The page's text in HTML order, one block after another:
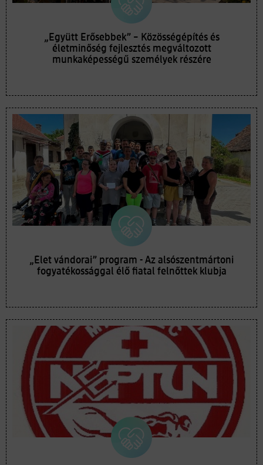
„Együtt Erősebbek” – Közösségépítés és
életminőség fejlesztés megváltozott
munkaképességű személyek részére
„Élet vándorai” program - Az alsószentmártoni
fogyatékossággal élő fiatal felnőttek klubja